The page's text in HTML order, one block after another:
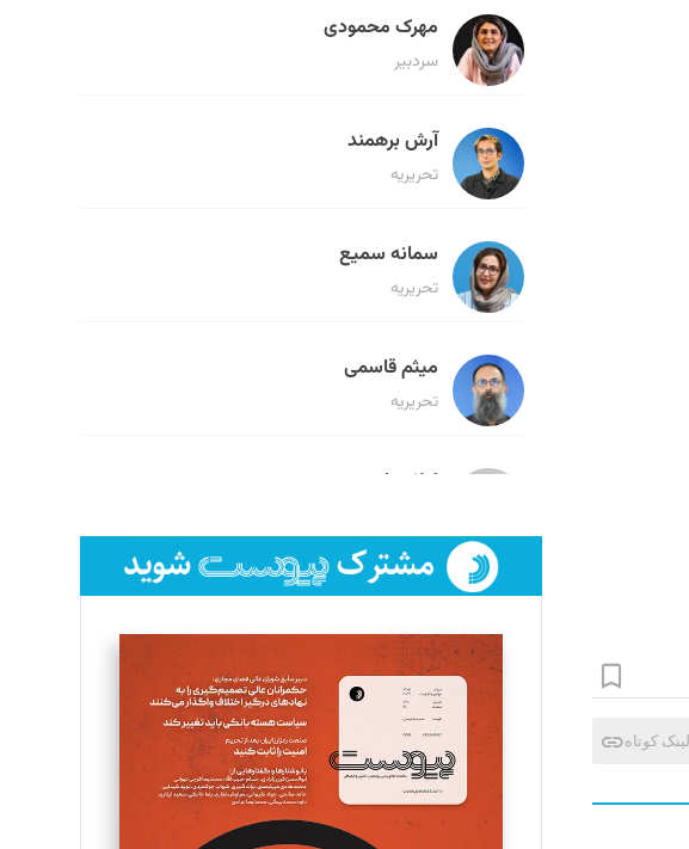
لینک کوتاه
مهرک محمودی
سردبیر
آرش برهمند
تحریریه
سمانه سمیع
تحریریه
میثم قاسمی
تحریریه
لیلا حنارود
فائزه فتحی رستمی
تحریریه
سروش کرمیان
تحریریه
مینا پاکدل